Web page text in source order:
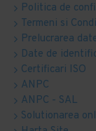
Politica de
Termeni si
Prelucrarea
Date de
Certificari ISO
ANPC
ANPC - SAL
Solutionarea